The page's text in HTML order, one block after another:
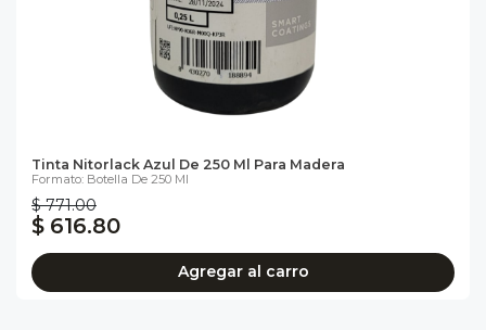
Tinta Nitorlack Azul De 250 Ml Para Madera
Formato: Botella De 250 Ml
$ 771.00
$ 616.80
Agregar al carro